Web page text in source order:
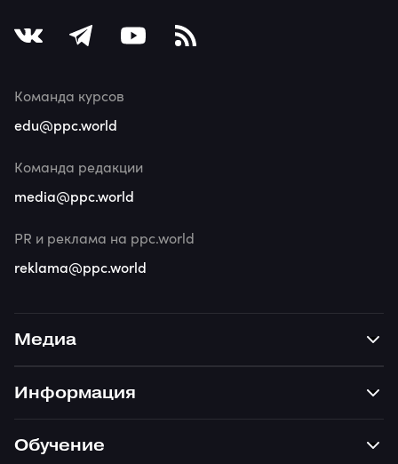
Медиа
Информация
Обучение
Команда курсов
edu@ppc.world
Команда редакции
media@ppc.world
PR и реклама на ppc.world
reklama@ppc.world